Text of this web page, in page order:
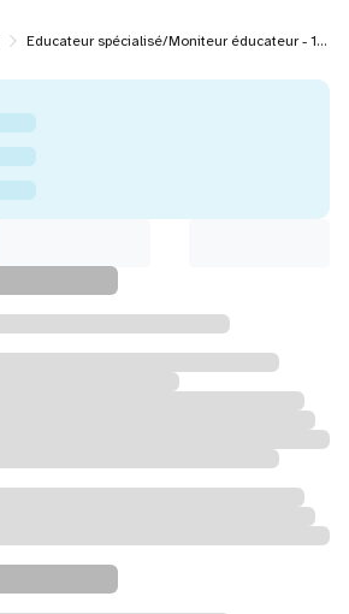
Educateur spécialisé/Moniteur éducateur - 1763